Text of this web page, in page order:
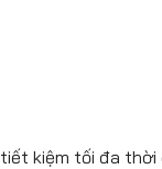
, tiết kiệm tối đa